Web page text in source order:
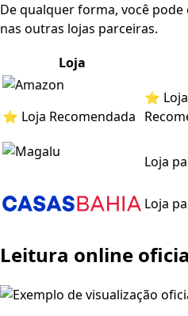
De qualquer forma, você
nas outras lojas parceiras.
Loja
⭐ Loja Recomendada
⭐ Loja
Loja
Loja
Leitura online